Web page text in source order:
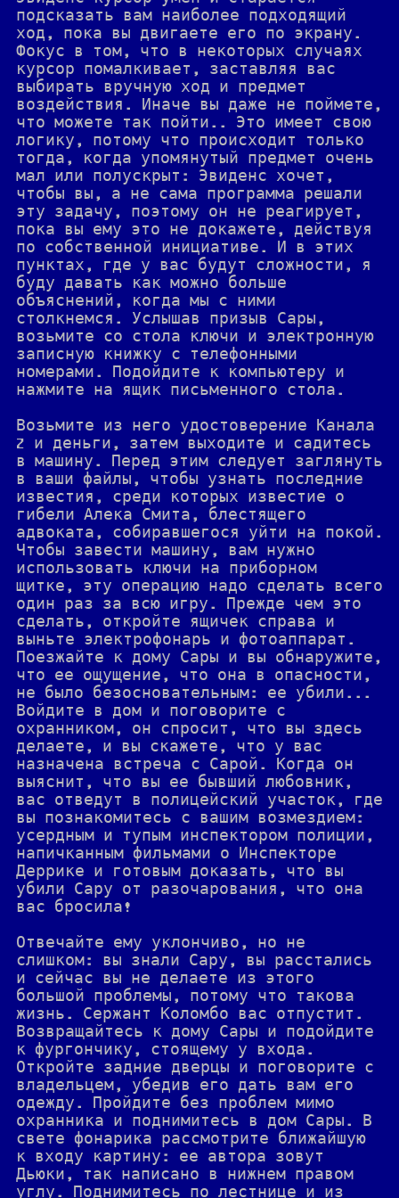
подсказать вам наиболее подходящий
ход, пока вы двигаете его по экрану.
Фокус в том, что в некоторых случаях
курсор помалкивает, заставляя вас
выбирать вручную ход и предмет
воздействия. Иначе вы даже не поймете,
что можете так пойти.. Это имеет свою
логику, потому что происходит только
тогда, когда упомянутый предмет очень
мал или полускрыт: Эвиденс хочет,
чтобы вы, а не сама программа решали
эту задачу, поэтому он не реагирует,
пока вы ему это не докажете, действуя
по собственной инициативе. И в этих
пунктах, где у вас будут сложности, я
буду давать как можно больше
объяснений, когда мы с ними
столкнемся. Услышав призыв Сары,
возьмите со стола ключи и электронную
записную книжку с телефонными
номерами. Подойдите к компьютеру и
нажмите на ящик письменного стола.
Возьмите из него удостоверение Канала
Z и деньги, затем выходите и садитесь
в машину. Перед этим следует заглянуть
в ваши файлы, чтобы узнать последние
известия, среди которых известие о
гибели Алека Смита, блестящего
адвоката, собиравшегося уйти на покой.
Чтобы завести машину, вам нужно
использовать ключи на приборном
щитке, эту операцию надо сделать всего
один раз за всю игру. Прежде чем это
сделать, откройте ящичек справа и
выньте электрофонарь и фотоаппарат.
Поезжайте к дому Сары и вы обнаружите,
что ее ощущение, что она в опасности,
не было безосновательным: ее убили...
Войдите в дом и поговорите с
охранником, он спросит, что вы здесь
делаете, и вы скажете, что у вас
назначена встреча с Сарой. Когда он
выяснит, что вы ее бывший любовник,
вас отведут в полицейский участок, где
вы познакомитесь с вашим возмездием:
усердным и тупым инспектором полиции,
напичканным фильмами о Инспекторе
Деррике и готовым доказать, что вы
убили Сару от разочарования, что она
вас бросила!
Отвечайте ему уклончиво, но не
слишком: вы знали Сару, вы расстались
и сейчас вы не делаете из этого
большой проблемы, потому что такова
жизнь. Сержант Коломбо вас отпустит.
Возвращайтесь к дому Сары и подойдите
к фургончику, стоящему у входа.
Откройте задние дверцы и поговорите с
владельцем, убедив его дать вам его
одежду. Пройдите без проблем мимо
охранника и поднимитесь в дом Сары. В
свете фонарика рассмотрите ближайшую
к входу картину: ее автора зовут
Дьюки, так написано в нижнем правом
углу. Поднимитесь по лестнице и из